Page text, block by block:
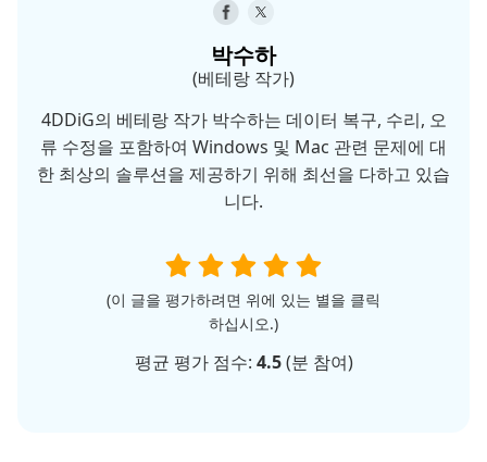
박수하
(베테랑 작가)
4DDiG의 베테랑 작가 박수하는 데이터 복구, 수리, 오
류 수정을 포함하여 Windows 및 Mac 관련 문제에 대
한 최상의 솔루션을 제공하기 위해 최선을 다하고 있습
니다.
(이 글을 평가하려면 위에 있는 별을 클릭
하십시오.)
평균 평가 점수: 4.5(분 참여)